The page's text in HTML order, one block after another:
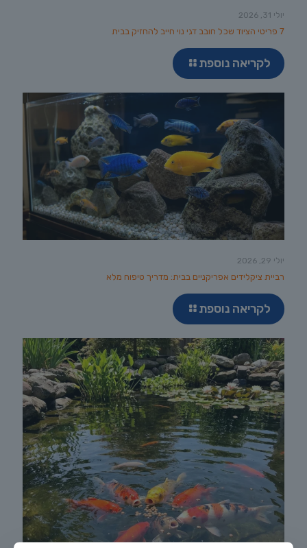
יולי 31, 2026
7 פריטי הציוד שכל חובב דגי נוי חייב להחזיק בבית
לקריאה נוספת
יולי 29, 2026
רביית ציקלידים אפריקניים בבית: מדריך טיפוח מלא
לקריאה נוספת